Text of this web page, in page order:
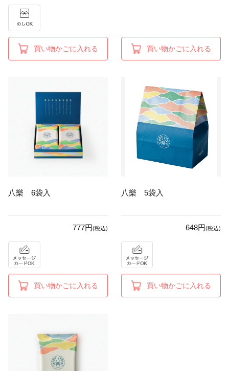
買い物かごに入れる 買い物かごに入れる
八樂 6袋入
777円(税込)
買い物かごに入れる
八樂 5袋入
648円(税込)
買い物かごに入れる